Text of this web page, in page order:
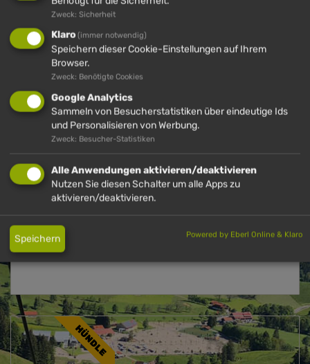
Rasanter Fahrspaß für die ganze Familie am
Hündle
HÜNDLE
Zweck: Sicherheit
Klaro (immer notwendig)
Speichern dieser Cookie-Einstellungen auf Ihrem
Browser.
Zweck: Benötigte Cookies
Google Analytics
Sammeln von Besucherstatistiken über eindeutige Ids
und Personalisieren von Werbung.
Zweck: Besucher-Statistiken
Alle Anwendungen aktivieren/deaktivieren
Nutzen Sie diesen Schalter um alle Apps zu
aktivieren/deaktivieren.
Speichern Powered by Eberl Online & Klaro